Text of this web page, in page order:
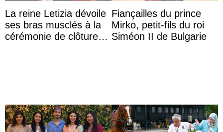
La reine Letizia dévoile
ses bras musclés à la
cérémonie de clôture
Fiançailles du prince
Mirko, petit-fils du roi
Siméon II de Bulgarie